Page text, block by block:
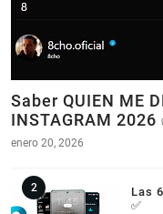
Saber QUIEN ME
INSTAGRAM 2026
enero 20, 2026
Las
✅